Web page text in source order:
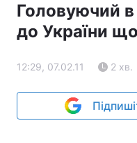
Головуючий
до України
12:29, 07.02.11 2 хв.